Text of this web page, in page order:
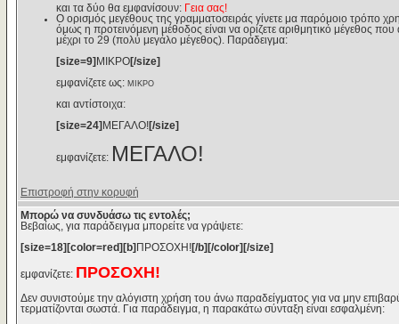
και τα δύο θα εμφανίσουν: Γεια σας!
Ο ορισμός μεγέθους της γραμματοσειράς γίνετε μα παρόμοιο τρόπο
όμως η προτεινόμενη μέθοδος είναι να ορίζετε αριθμητικό μέγεθος που
μέχρι το 29 (πολύ μεγάλο μέγεθος). Παράδειγμα:
[size=9] ΜΙΚΡΟ[/size]
εμφανίζετε ως: ΜΙΚΡΟ
και αντίστοιχα:
[size=24] ΜΕΓΑΛΟ![/size]
εμφανίζετε: ΜΕΓΑΛΟ!
Επιστροφή στην κορυφή
Μπορώ να συνδυάσω τις εντολές;
Βεβαίως, για παράδειγμα μπορείτε να γράψετε:
[size=18][color=red][b]
ΠΡΟΣΟΧΗ! [/b][/color][/size]
εμφανίζετε: ΠΡΟΣΟΧΗ!
Δεν συνιστούμε την αλόγιστη χρήση του άνω παραδείγματος για να μην
τερματίζονται σωστά. Για παράδειγμα, η παρακάτω σύνταξη είναι εσφαλμένη: